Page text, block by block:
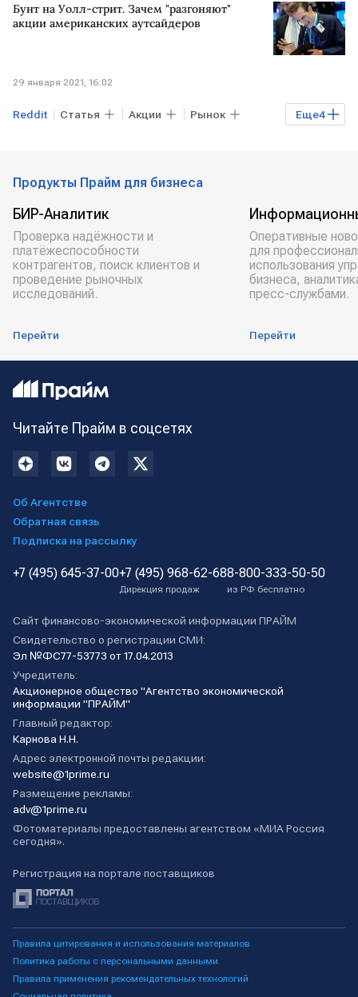
Санкт-Петербургская биржа
Бунт на Уолл-стрит. Зачем "разгоняют"
акции американских аутсайдеров
29 января 2021, 16:02
Еще4
Reddit Статья Акции Рынок
Продукты Прайм для бизнеса
БИР-Аналитик
Проверка надёжности и
платёжеспособности
контрагентов, поиск клиентов и
проведение рыночных
исследований.
Перейти
Оперативные
для
использования
бизнеса,
пресс-службами.
Перейти
Читайте Прайм в соцсетях
Об Агентстве
Обратная связь
Подписка на рассылку
+7 (495) 645-37-00+7 (495) 968-62-68
Дирекция продаж
8-800-333-50-50
из РФ бесплатно
Сайт финансово-экономической информации ПРАЙМ
Свидетельство о регистрации СМИ:
Эл №ФС77-53773 от 17.04.2013
Учредитель:
Акционерное общество "Агентство экономической
информации "ПРАЙМ"
Главный редактор:
Карнова Н.Н.
Адрес электронной почты редакции:
website@1prime.ru
Размещение рекламы:
adv@1prime.ru
Фотоматериалы предоставлены агентством «МИА Россия
сегодня».
Регистрация на портале поставщиков
Правила цитирования и использования материалов
Политика работы с персональными данными
Правила применения рекомендательных технологий